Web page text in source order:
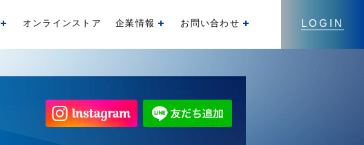
LOGIN
開くオンラインストア 企業情報 開くお問い合わせ